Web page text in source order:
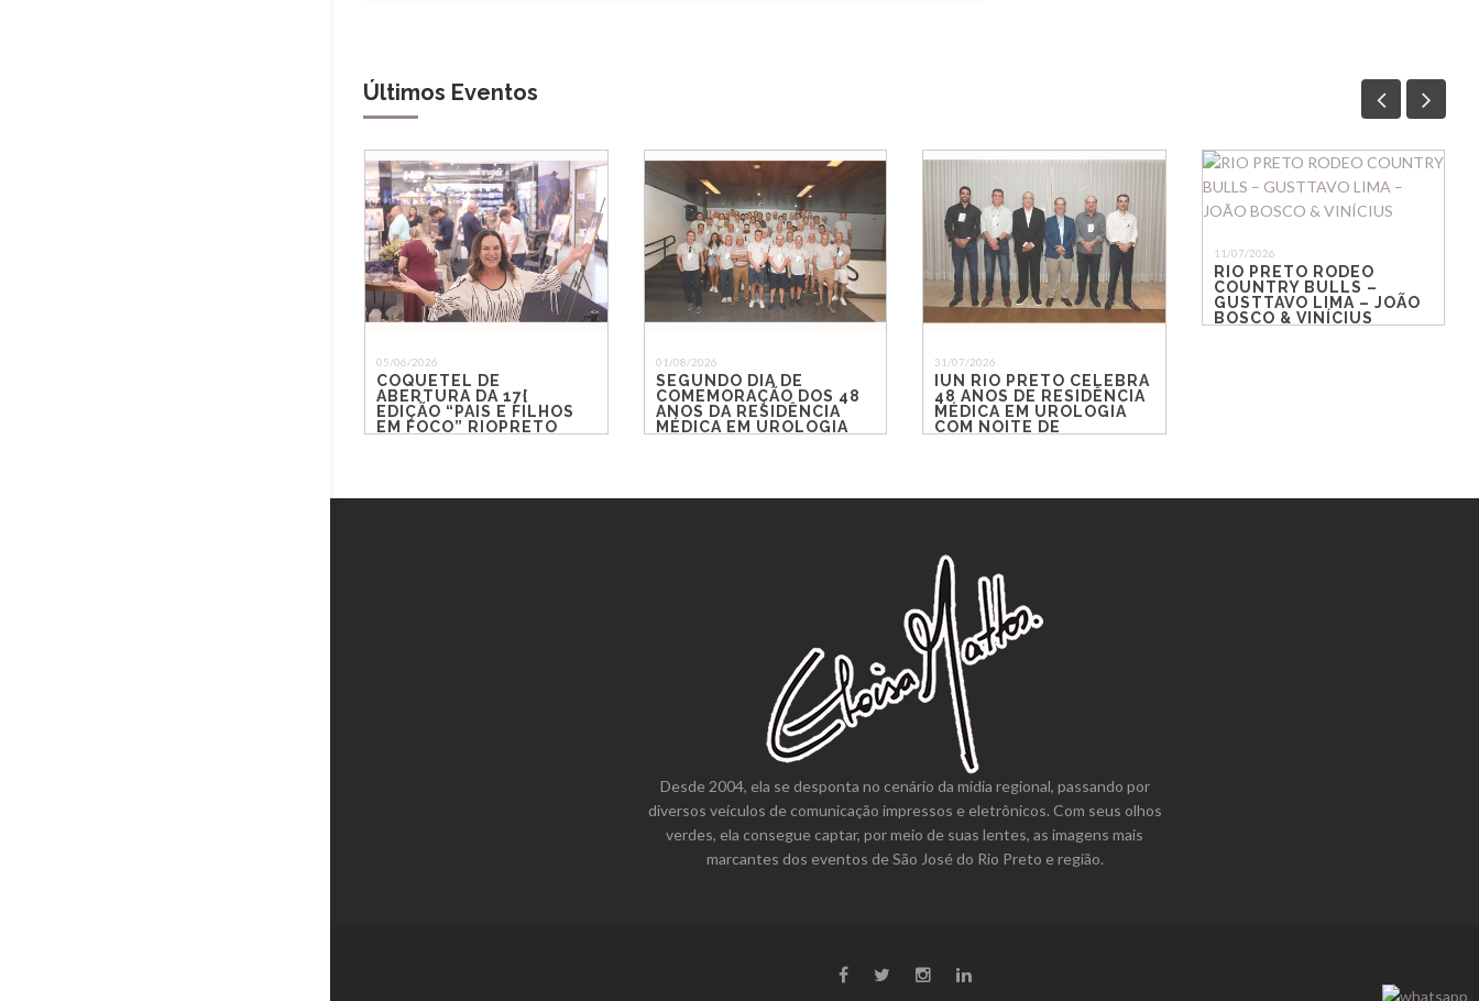
Últimos Eventos
05/06/2026
COQUETEL DE
ABERTURA DA 17{
EDIÇÃO “PAIS E FILHOS
EM FOCO” RIOPRETO
01/08/2026
SEGUNDO DIA DE
COMEMORAÇÃO DOS 48
ANOS DA RESIDÊNCIA
MÉDICA EM UROLOGIA
31/07/2026
IUN RIO PRETO CELEBRA
48 ANOS DE RESIDÊNCIA
MÉDICA EM UROLOGIA
COM NOITE DE
11/07/2026
RIO PRETO RODEO
COUNTRY BULLS –
GUSTTAVO LIMA – JOÃO
BOSCO & VINÍCIUS
Desde 2004, ela se desponta no cenário da mídia regional, passando por
diversos veículos de comunicação impressos e eletrônicos. Com seus olhos
verdes, ela consegue captar, por meio de suas lentes, as imagens mais
marcantes dos eventos de São José do Rio Preto e região.